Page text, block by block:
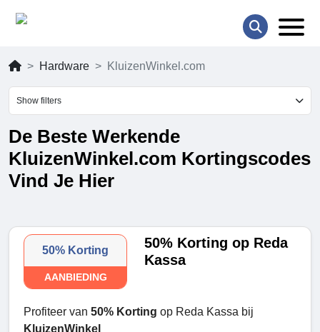
Hardware KluizenWinkel.com
Show filters
De Beste Werkende
KluizenWinkel.com Kortingscodes
Vind Je Hier
50% Korting
AANBIEDING
50% Korting op Reda
Kassa
Profiteer van 50% Korting op Reda Kassa bij
KluizenWinkel